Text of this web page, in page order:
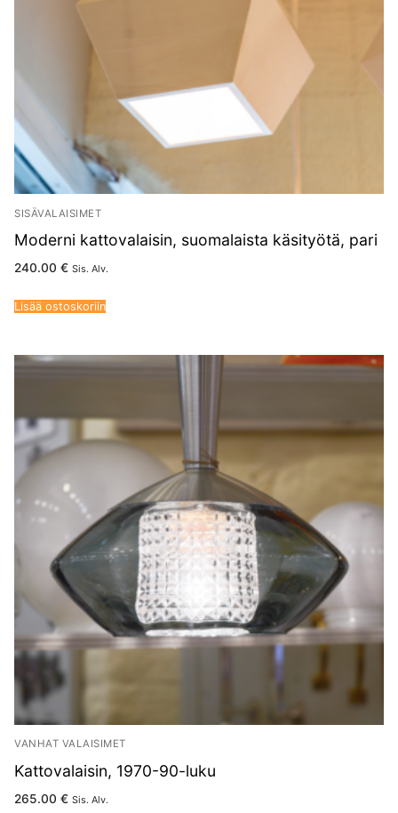
SISÄVALAISIMET
Moderni kattovalaisin, suomalaista käsityötä, pari
240.00 € Sis. Alv.
Lisää ostoskoriin
VANHAT VALAISIMET
Kattovalaisin, 1970-90-luku
265.00 € Sis. Alv.